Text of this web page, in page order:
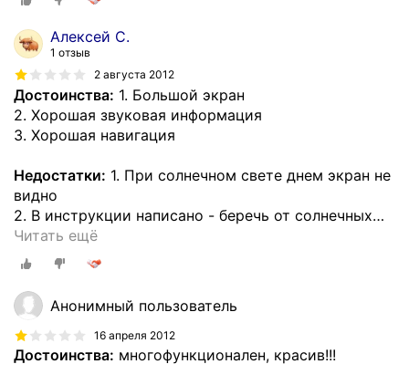
Алексей С.
1 отзыв
2 августа 2012
Достоинства: 1. Большой экран
2. Хорошая звуковая информация
3. Хорошая навигация
Недостатки: 1. При солнечном свете днем экран не
видно
2. В инструкции написано - беречь от солнечных…
Читать ещё
Анонимный пользователь
16 апреля 2012
Достоинства: многофункционален, красив!!!